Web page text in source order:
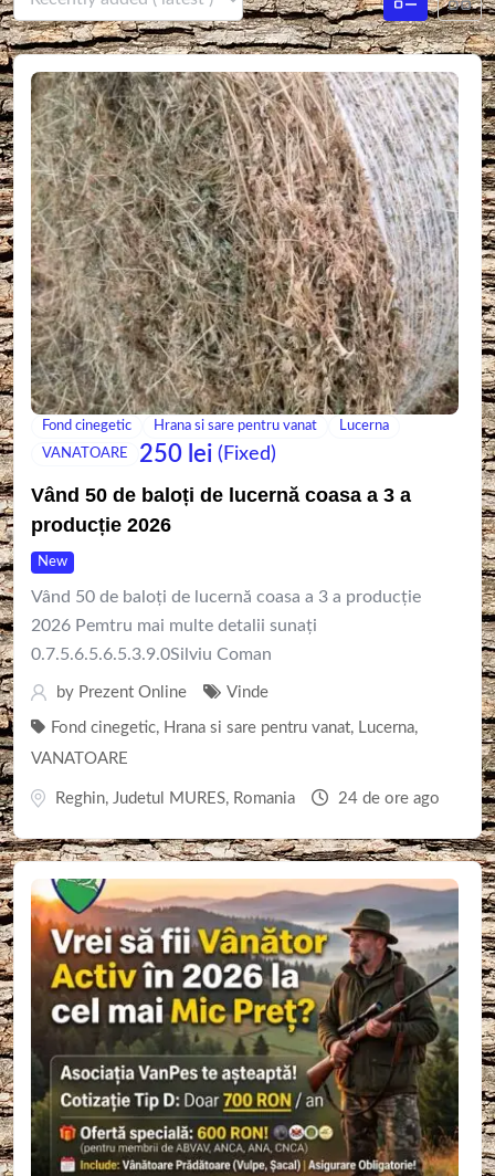
Fond cinegetic Hrana si sare pentru vanat
Lucerna
VANATOARE
250 lei (Fixed)
Vând 50 de baloți de lucernă coasa a 3 a
producție 2026
New
Vând 50 de baloți de lucernă coasa a 3 a producție
2026 Pemtru mai multe detalii sunați
0.7.5.6.5.6.5.3.9.0Silviu Coman
by Prezent Online Vinde
Fond cinegetic, Hrana si sare pentru vanat, Lucerna,
VANATOARE
Reghin, Judetul MURES, Romania 24 de ore ago